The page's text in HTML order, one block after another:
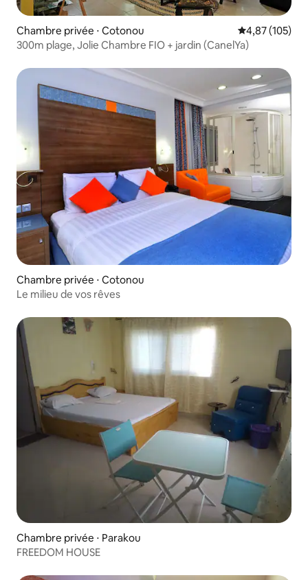
Chambre privée ⋅ Cotonou Évaluation
4,87 (105)
300m plage, Jolie Chambre FIO + jardin (CanelYa)
Chambre privée ⋅ Cotonou
Le milieu de vos rêves
Chambre privée ⋅ Parakou
FREEDOM HOUSE